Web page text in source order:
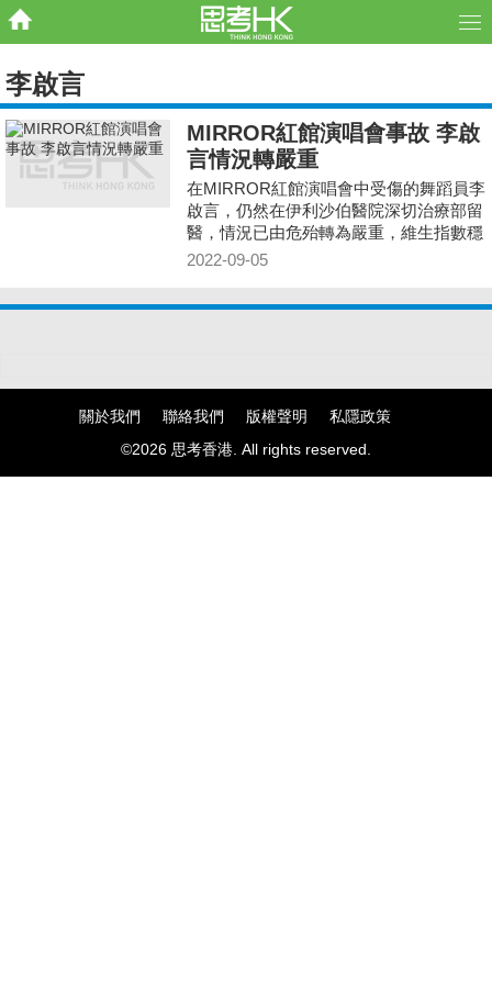
李啟言
MIRROR紅館演唱會事故 李啟
言情況轉嚴重
在MIRROR紅館演唱會中受傷的舞蹈員李
啟言，仍然在伊利沙伯醫院深切治療部留
醫，情況已由危殆轉為嚴重，維生指數穩
定。
2022-09-05
關於我們 聯絡我們 版權聲明
私隱政策
©2026 思考香港. All rights reserved.